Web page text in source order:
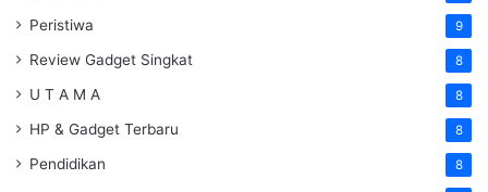
Peristiwa 9
Review Gadget Singkat 8
U T A M A 8
HP & Gadget Terbaru 8
Pendidikan 8